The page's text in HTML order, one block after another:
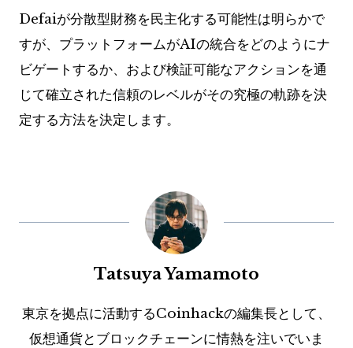
Defaiが分散型財務を民主化する可能性は明らかで
すが、プラットフォームがAIの統合をどのようにナ
ビゲートするか、および検証可能なアクションを通
じて確立された信頼のレベルがその究極の軌跡を決
定する方法を決定します。
Tatsuya Yamamoto
東京を拠点に活動するCoinhackの編集長として、
仮想通貨とブロックチェーンに情熱を注いでいま